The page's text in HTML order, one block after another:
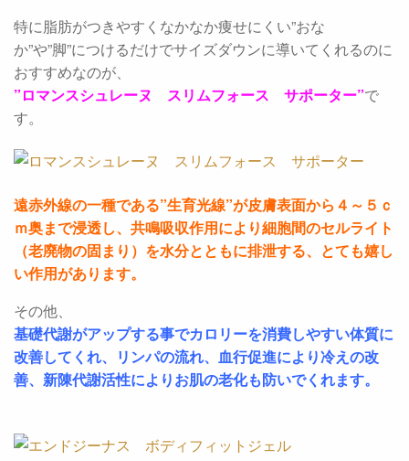
特に脂肪がつきやすくなかなか痩せにくい”おな
か”や”脚”につけるだけでサイズダウンに導いてくれるのに
おすすめなのが、
”ロマンスシュレーヌ スリムフォース サポーター”で
す。
遠赤外線の一種である”生育光線”が皮膚表面から４～５ｃ
ｍ奥まで浸透し、共鳴吸収作用により細胞間のセルライト
（老廃物の固まり）を水分とともに排泄する、とても嬉し
い作用があります。
その他、
基礎代謝がアップする事でカロリーを消費しやすい体質に
改善してくれ、リンパの流れ、血行促進により冷えの改
善、新陳代謝活性によりお肌の老化も防いでくれます。